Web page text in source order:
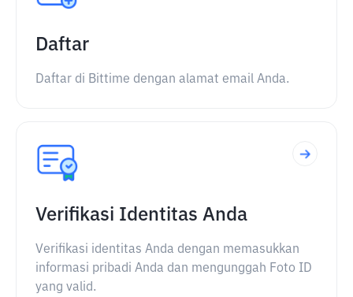
Daftar
Daftar di Bittime dengan alamat email Anda.
Verifikasi Identitas Anda
Verifikasi identitas Anda dengan memasukkan
informasi pribadi Anda dan mengunggah Foto ID
yang valid.